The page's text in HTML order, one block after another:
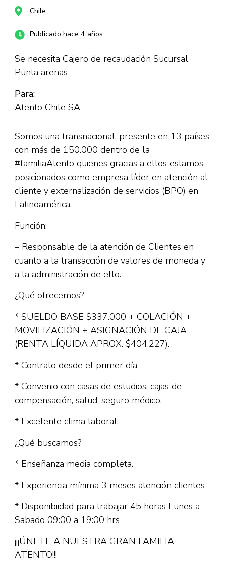
Chile
Publicado hace 4 años
Se necesita Cajero de recaudación Sucursal
Punta arenas
Para:
Atento Chile SA
Somos una transnacional, presente en 13 países
con más de 150.000 dentro de la
#familiaAtento quienes gracias a ellos estamos
posicionados como empresa líder en atención al
cliente y externalización de servicios (BPO) en
Latinoamérica.
Función:
– Responsable de la atención de Clientes en
cuanto a la transacción de valores de moneda y
a la administración de ello.
¿Qué ofrecemos?
* SUELDO BASE $337.000 + COLACIÓN +
MOVILIZACIÓN + ASIGNACIÓN DE CAJA
(RENTA LÍQUIDA APROX. $404.227).
* Contrato desde el primer día
* Convenio con casas de estudios, cajas de
compensación, salud, seguro médico.
* Excelente clima laboral.
¿Qué buscamos?
* Enseñanza media completa.
* Experiencia mínima 3 meses atención clientes
* Disponibiidad para trabajar 45 horas Lunes a
Sabado 09:00 a 19:00 hrs
¡¡¡ÚNETE A NUESTRA GRAN FAMILIA
ATENTO!!!